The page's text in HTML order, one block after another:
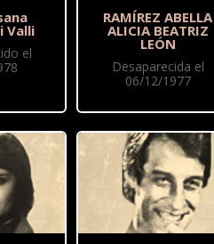
Valli
el
RAMÍREZ ABELLA
ALICIA BEATRIZ
LEÓN
Desaparecida el
06/12/1977